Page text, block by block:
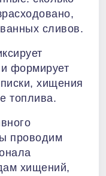
сливов.
формирует
хищения
топлива.
проводим
хищений,